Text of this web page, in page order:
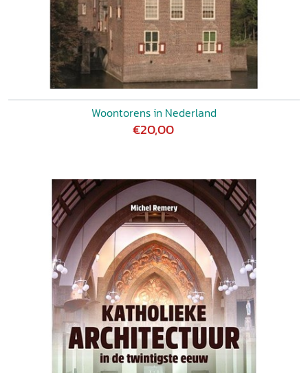
Woontorens in Nederland
€20,00